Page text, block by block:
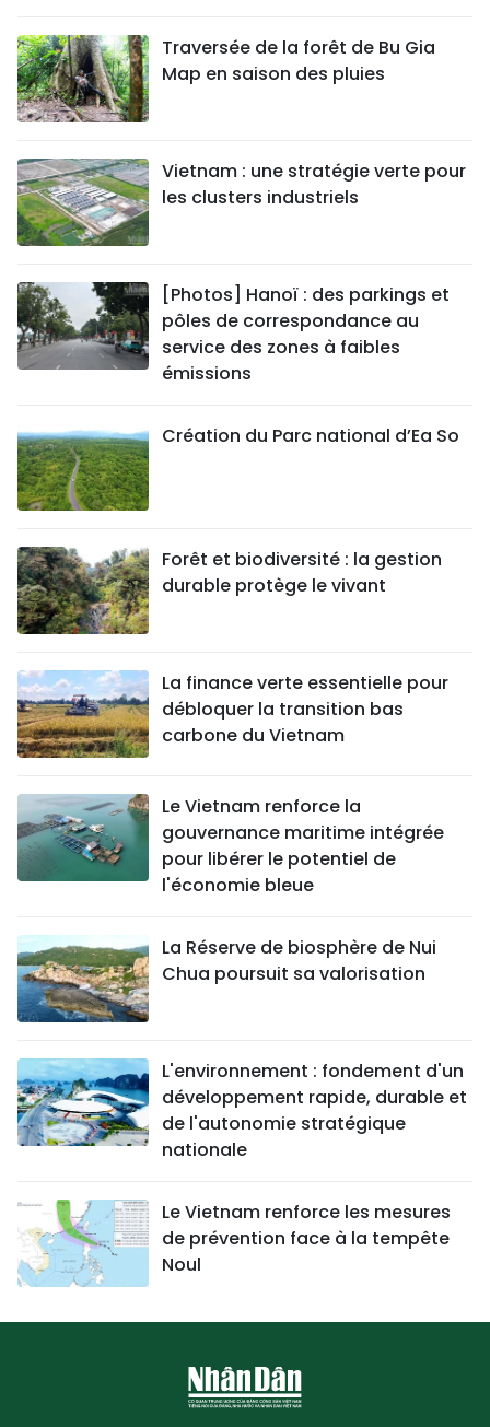
Traversée de la forêt de Bu Gia
Map en saison des pluies
Vietnam : une stratégie verte pour
les clusters industriels
[Photos] Hanoï : des parkings et
pôles de correspondance au
service des zones à faibles
émissions
Création du Parc national d’Ea So
Forêt et biodiversité : la gestion
durable protège le vivant
La finance verte essentielle pour
débloquer la transition bas
carbone du Vietnam
Le Vietnam renforce la
gouvernance maritime intégrée
pour libérer le potentiel de
l'économie bleue
La Réserve de biosphère de Nui
Chua poursuit sa valorisation
L'environnement : fondement d'un
développement rapide, durable et
de l'autonomie stratégique
nationale
Le Vietnam renforce les mesures
de prévention face à la tempête
Noul